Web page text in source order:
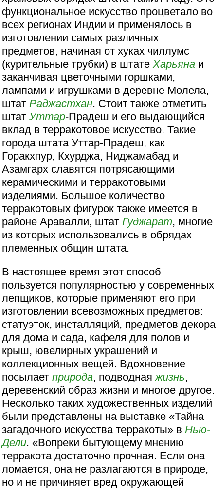
функциональное искусство процветало во
всех регионах Индии и применялось в
изготовлении самых различных
предметов, начиная от хуках чиллумс
(курительные трубки) в штатеХарьяна и
заканчивая цветочными горшками,
лампами и игрушками в деревне Молела,
штат Раджастхан. Стоит также отметить
штатУттар-Прадеш и его выдающийся
вклад в терракотовое искусство. Такие
города штата Уттар-Прадеш, как
Горакхпур, Кхурджа, Ниджамабад и
Азамгарх славятся потрясающими
керамическими и терракотовыми
изделиями. Большое количество
терракотовых фигурок также имеется в
районе Аравалли, штат Гуджарат, многие
из которых использовались в обрядах
племенных общин штата.
В настоящее время этот способ
пользуется популярностью у современных
лепщиков, которые применяют его при
изготовлении всевозможных предметов:
статуэток, инсталляций, предметов декора
для дома и сада, кафеля для полов и
крыш, ювелирных украшений и
коллекционных вещей. Вдохновение
посылаетприрода, подводнаяжизнь,
деревенский образ жизни и многое другое.
Несколько таких художественных изделий
были представлены на выставке «Тайна
загадочного искусства терракоты» вНью-
Дели. «Вопреки бытующему мнению
терракота достаточно прочная. Если она
ломается, она не разлагаются в природе,
но и не причиняет вред окружающей